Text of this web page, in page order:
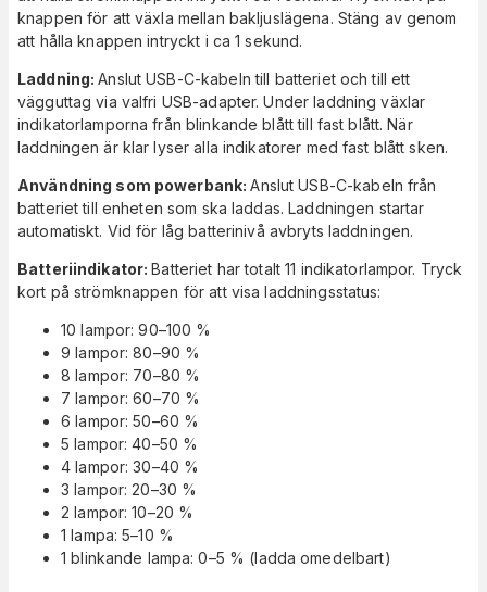
knappen för att växla mellan bakljuslägena. Stäng av genom
att hålla knappen intryckt i ca 1 sekund.
Laddning:Anslut USB-C-kabeln till batteriet och till ett
vägguttag via valfri USB-adapter. Under laddning växlar
indikatorlamporna från blinkande blått till fast blått. När
laddningen är klar lyser alla indikatorer med fast blått sken.
Användning som powerbank:Anslut USB-C-kabeln från
batteriet till enheten som ska laddas. Laddningen startar
automatiskt. Vid för låg batterinivå avbryts laddningen.
Batteriindikator:Batteriet har totalt 11 indikatorlampor. Tryck
kort på strömknappen för att visa laddningsstatus:
10 lampor: 90–100 %
9 lampor: 80–90 %
8 lampor: 70–80 %
7 lampor: 60–70 %
6 lampor: 50–60 %
5 lampor: 40–50 %
4 lampor: 30–40 %
3 lampor: 20–30 %
2 lampor: 10–20 %
1 lampa: 5–10 %
1 blinkande lampa: 0–5 % (ladda omedelbart)